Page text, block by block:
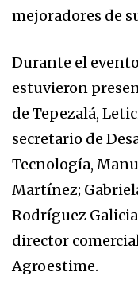
mejoradores de
Durante el
estuvieron
de Tepezalá,
secretario de
Tecnología,
Martínez;
Rodríguez
director
Agroestime.